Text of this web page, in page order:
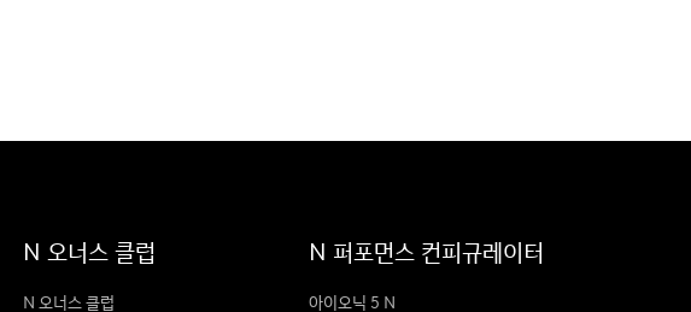
N 오너스 클럽
N 오너스 클럽
N 퍼포먼스 컨피규레이터
아이오닉 5 N